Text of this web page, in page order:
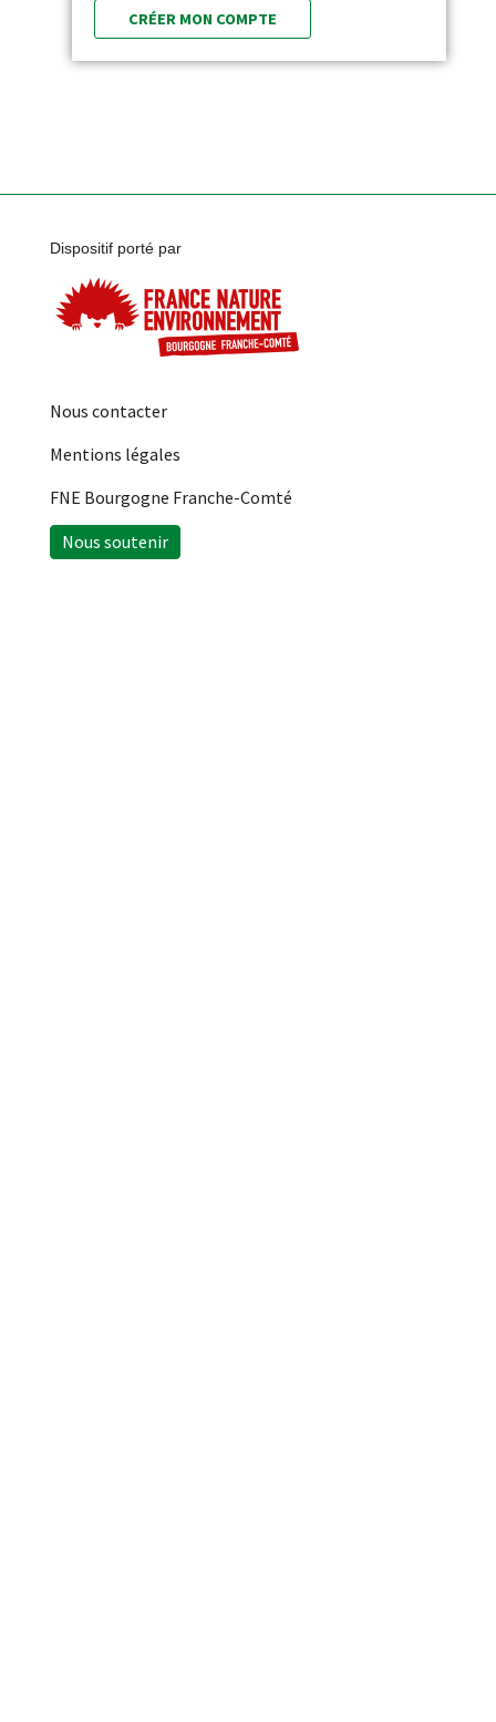
CRÉER MON COMPTE
Dispositif porté par
Nous contacter
Mentions légales
FNE Bourgogne Franche-Comté
Nous soutenir